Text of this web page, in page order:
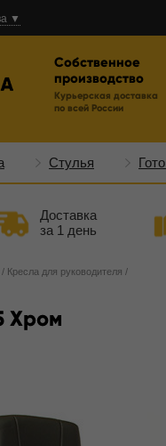
▼
Собственное
производство
Курьерская доставка
по всей России
Стулья
Доставка
за 1 день
/ Кресла для руководителя /
Хром